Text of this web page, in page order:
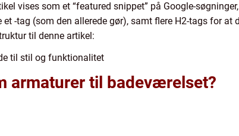
vises som et “featured snippet” på Google-
-tag (som den allerede gør), samt flere H2-tags for at
til denne artikel:
til stil og funktionalitet
armaturer til badeværelset?